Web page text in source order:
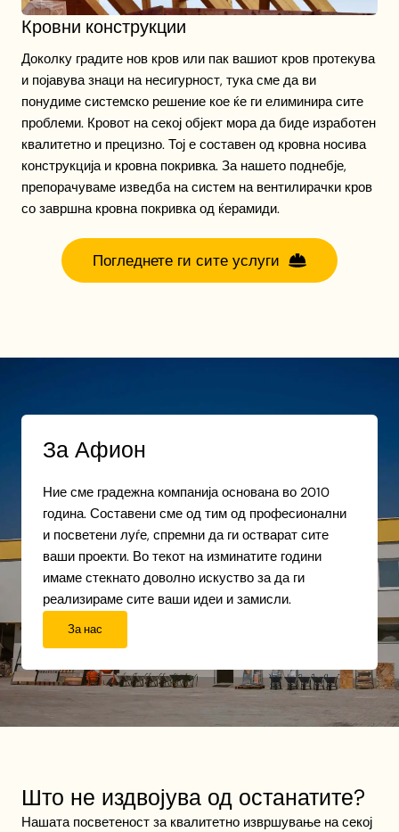
Кровни конструкции
Доколку градите нов кров или пак вашиот кров протекува
и појавува знаци на несигурност, тука сме да ви
понудиме системско решение кое ќе ги елиминира сите
проблеми. Кровот на секој објект мора да биде изработен
квалитетно и прецизно. Тој е составен од кровна носива
конструкција и кровна покривка. За нашето поднебје,
препорачуваме изведба на систем на вентилирачки кров
со завршна кровна покривка од ќерамиди.
Погледнете ги сите услуги
За Афион
Ние сме градежна компанија основана во 2010
година. Составени сме од тим од професионални
и посветени луѓе, спремни да ги остварат сите
ваши проекти. Во текот на изминатите години
имаме стекнато доволно искуство за да ги
реализираме сите ваши идеи и замисли.
За нас
Што не издвојува од останатите?
Нашата посветеност за квалитетно извршување на секој